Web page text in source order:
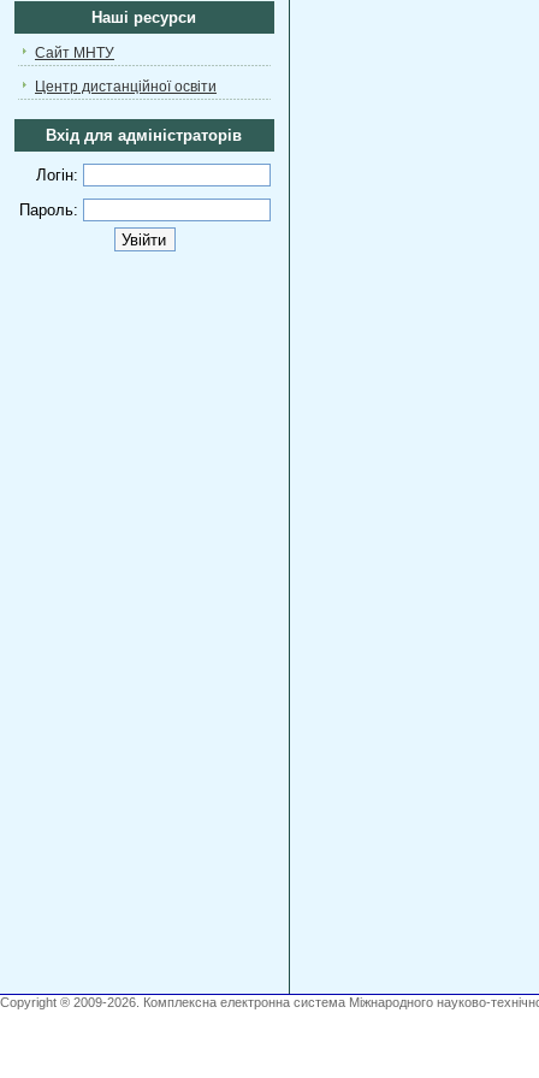
Наші ресурси
Сайт МНТУ
Центр дистанційної освіти
Вхід для адміністраторів
Логін:
Пароль:
Copyright ® 2009-2026. Комплексна електронна система Міжнародного науково-